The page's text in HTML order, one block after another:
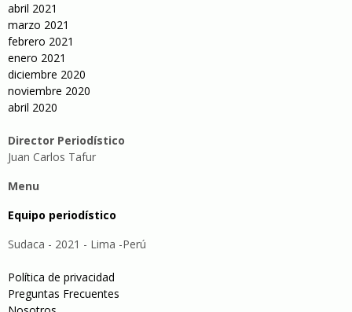
abril 2021
marzo 2021
febrero 2021
enero 2021
diciembre 2020
noviembre 2020
abril 2020
Director Periodístico
Juan Carlos Tafur
Menu
Equipo periodístico
Sudaca - 2021 - Lima -Perú
Política de privacidad
Preguntas Frecuentes